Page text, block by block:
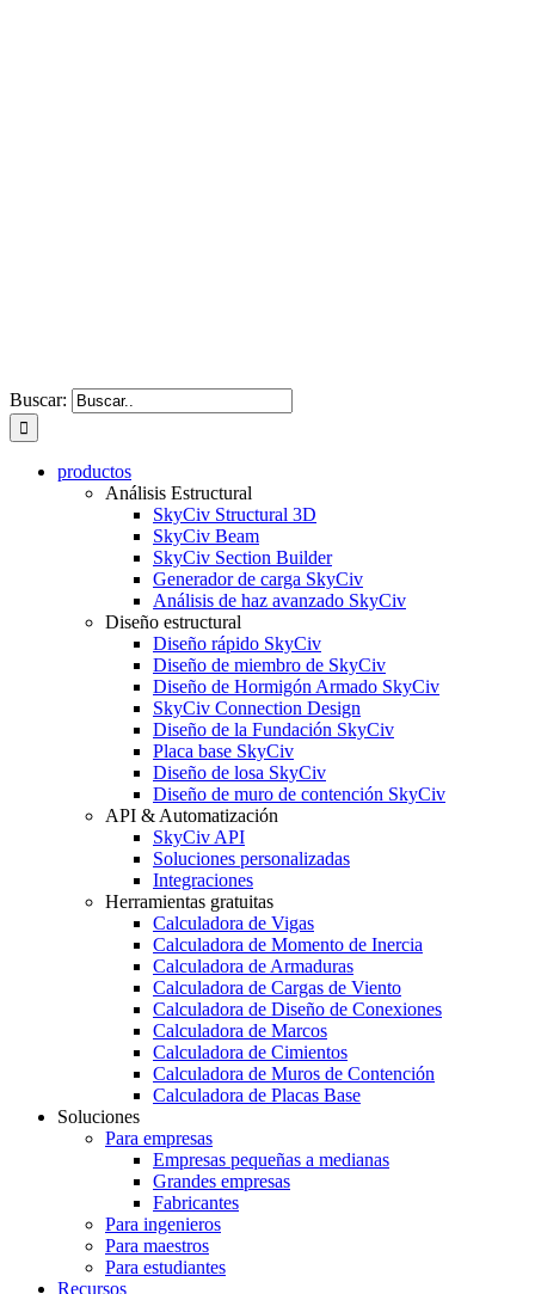
Buscar:
productos
Análisis Estructural
SkyCiv Structural 3D
SkyCiv Beam
SkyCiv Section Builder
Generador de carga SkyCiv
Análisis de haz avanzado SkyCiv
Diseño estructural
Diseño rápido SkyCiv
Diseño de miembro de SkyCiv
Diseño de Hormigón Armado SkyCiv
SkyCiv Connection Design
Diseño de la Fundación SkyCiv
Placa base SkyCiv
Diseño de losa SkyCiv
Diseño de muro de contención SkyCiv
API & Automatización
SkyCiv API
Soluciones personalizadas
Integraciones
Herramientas gratuitas
Calculadora de Vigas
Calculadora de Momento de Inercia
Calculadora de Armaduras
Calculadora de Cargas de Viento
Calculadora de Diseño de Conexiones
Calculadora de Marcos
Calculadora de Cimientos
Calculadora de Muros de Contención
Calculadora de Placas Base
Soluciones
Para empresas
Empresas pequeñas a medianas
Grandes empresas
Fabricantes
Para ingenieros
Para maestros
Para estudiantes
Recursos